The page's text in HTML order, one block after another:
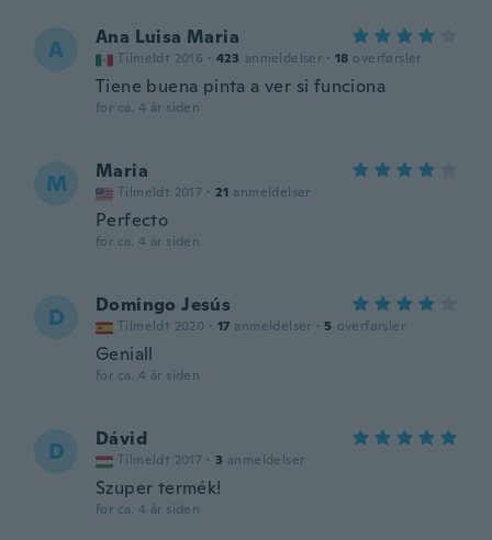
A Ana Luisa Maria
Tilmeldt 2016 · 423 anmeldelser · 18 overførsler
Tiene buena pinta a ver si funciona
for ca. 4 år siden
M Maria
Tilmeldt 2017 · 21 anmeldelser
Perfecto
for ca. 4 år siden
D Domingo Jesús
Tilmeldt 2020 · 17 anmeldelser · 5 overførsler
Geniall
for ca. 4 år siden
D Dávid
Tilmeldt 2017 · 3 anmeldelser
Szuper termék!
for ca. 4 år siden